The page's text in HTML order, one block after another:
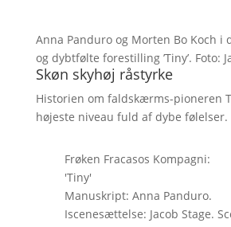
Anna Panduro og Morten Bo Koch i
og dybtfølte forestilling ’Tiny’. Foto:
Skøn skyhøj råstyrke
Historien om faldskærms-pioneren
højeste niveau fuld af dybe følelser.
Frøken Fracasos Kompagni:
'Tiny'
Manuskript: Anna Panduro.
Iscenesættelse: Jacob Stage.